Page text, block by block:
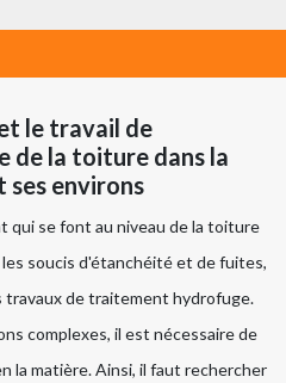
le travail de
la toiture dans la
ses environs
se font au niveau de la toiture
soucis d'étanchéité et de fuites,
travaux de traitement hydrofuge.
complexes, il est nécessaire de
la matière. Ainsi, il faut rechercher